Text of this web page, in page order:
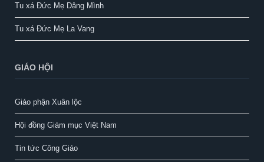
Tu xá Đức Mẹ Dâng Mình
Tu xá Đức Mẹ La Vang
GIÁO HỘI
Giáo phận Xuân lộc
Hội đồng Giám mục Việt Nam
Tin tức Công Giáo